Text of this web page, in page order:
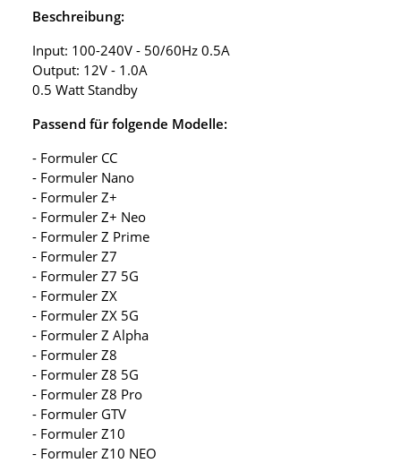
Beschreibung:
Input: 100-240V - 50/60Hz 0.5A
Output: 12V - 1.0A
0.5 Watt Standby
Passend für folgende Modelle:
- Formuler CC
- Formuler Nano
- Formuler Z+
- Formuler Z+ Neo
- Formuler Z Prime
- Formuler Z7
- Formuler Z7 5G
- Formuler ZX
- Formuler ZX 5G
- Formuler Z Alpha
- Formuler Z8
- Formuler Z8 5G
- Formuler Z8 Pro
- Formuler GTV
- Formuler Z10
- Formuler Z10 NEO